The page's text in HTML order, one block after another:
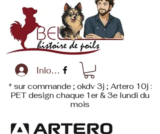
Inloggen
* sur commande ; okdv 3j ; Artero 10j :
PET designchaque 1er & 3e lundi du
mois